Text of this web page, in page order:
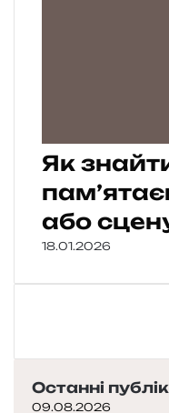
Як
або
18.01.2026
Останні
09.08.2026